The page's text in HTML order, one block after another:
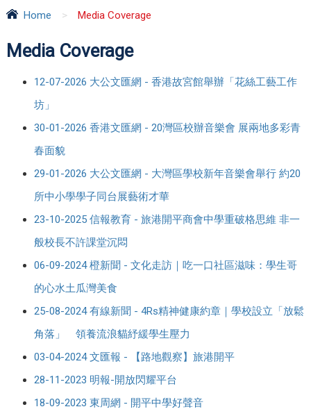
Home > Media Coverage
Media Coverage
12-07-2026 大公文匯網 - 香港故宮館舉辦「花絲工藝工作
坊」
30-01-2026 香港文匯網 - 20灣區校辦音樂會 展兩地多彩青
春面貌
29-01-2026 大公文匯網 - 大灣區學校新年音樂會舉行 約20
所中小學學子同台展藝術才華
23-10-2025 信報教育 - 旅港開平商會中學重破格思維 非一
般校長不許課堂沉悶
06-09-2024 橙新聞 - 文化走訪｜吃一口社區滋味：學生哥
的心水土瓜灣美食
25-08-2024 有線新聞 - 4Rs精神健康約章｜學校設立「放鬆
角落」 領養流浪貓紓緩學生壓力
03-04-2024 文匯報 - 【路地觀察】旅港開平
28-11-2023 明報-開放閃耀平台
18-09-2023 東周網 - 開平中學好聲音